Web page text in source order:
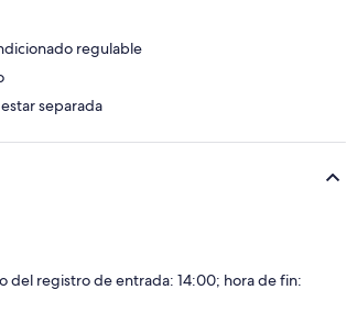
regulable
separada
del registro de entrada: 14:00; hora de fin: